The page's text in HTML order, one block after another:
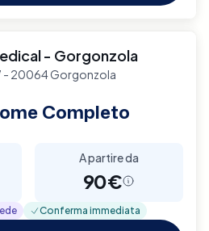
- Gorgonzola
- 20064 Gorgonzola
Completo
A partire da
90€
Conferma immediata